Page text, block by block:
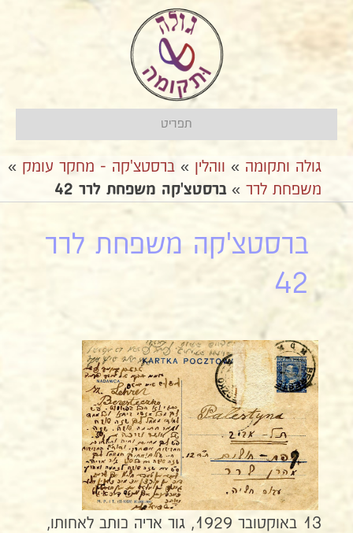
תפריט
גולה ותקומה » ווהלין » ברסטצ'קה - מחקר עומק »
משפחת לרר »ברסטצ'קה משפחת לרר 42
ברסטצ'קה משפחת לרר
42
13 באוקטובר 1929, גור אריה כותב לאחותו,